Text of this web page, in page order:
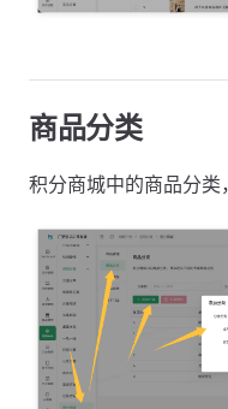
商品分类
积分商城中的商品分类